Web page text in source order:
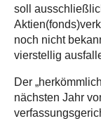
soll
noch nicht
vierstellig
Der
nächsten Jahr